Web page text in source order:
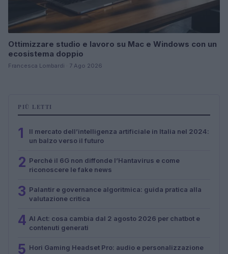
Ottimizzare studio e lavoro su Mac e Windows con un
ecosistema doppio
Francesca Lombardi · 7 Ago 2026
PIÙ LETTI
1
Il mercato dell’intelligenza artificiale in Italia nel 2024:
un balzo verso il futuro
2 Perché il 6G non diffonde l’Hantavirus e come
riconoscere le fake news
3 Palantir e governance algoritmica: guida pratica alla
valutazione critica
4 AI Act: cosa cambia dal 2 agosto 2026 per chatbot e
contenuti generati
5 Hori Gaming Headset Pro: audio e personalizzazione